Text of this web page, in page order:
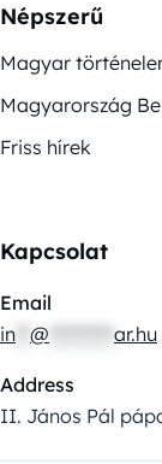
Népszerű
Magyar
Magyarország
Friss hírek
Kapcsolat
Email
in @ ar.hu
Address
II. János Pál